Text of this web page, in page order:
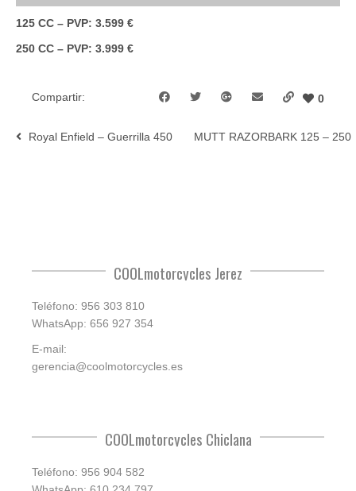
125 CC – PVP: 3.599 €
250 CC – PVP: 3.999 €
Compartir: 0
Royal Enfield – Guerrilla 450 MUTT RAZORBARK 125 – 250
COOLmotorcycles Jerez
Teléfono: 956 303 810
WhatsApp: 656 927 354
E-mail:
gerencia@coolmotorcycles.es
COOLmotorcycles Chiclana
Teléfono: 956 904 582